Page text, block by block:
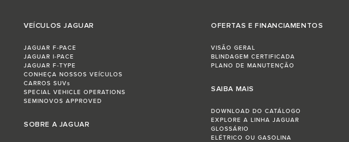
VEÍCULOS JAGUAR
JAGUAR F-PACE
JAGUAR I-PACE
JAGUAR F-TYPE
CONHEÇA NOSSOS VEÍCULOS
CARROS SUVs
SPECIAL VEHICLE OPERATIONS
SEMINOVOS APPROVED
SOBRE A JAGUAR
OFERTAS E FINANCIAMENTOS
VISÃO GERAL
BLINDAGEM CERTIFICADA
PLANO DE MANUTENÇÃO
SAIBA MAIS
DOWNLOAD DO CATÁLOGO
EXPLORE A LINHA JAGUAR
GLOSSÁRIO
ELÉTRICO OU GASOLINA